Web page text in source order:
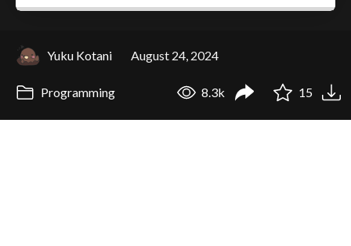
Yuku Kotani August 24, 2024
Programming 8.3k 15